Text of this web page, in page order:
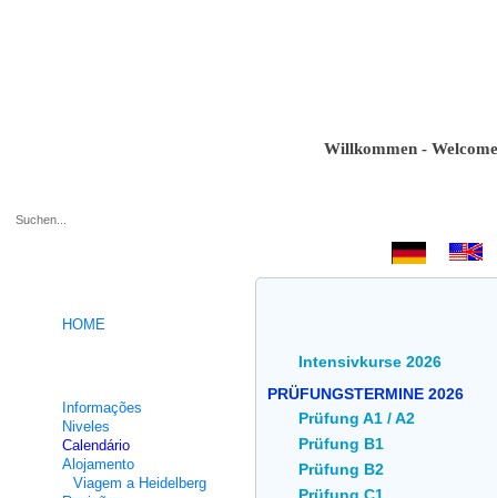
Willkommen - Welcome -
HOME
Informações
Niveles
Calendário
Alojamento
Viagem a Heidelberg
Intensivkurse 2026
PRÜFUNGSTERMINE 2026
Prüfung A1 / A2
Prüfung B1
Prüfung B2